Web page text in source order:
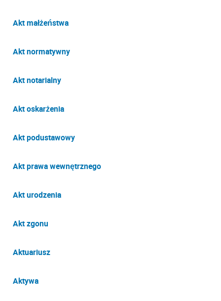
Akt małżeństwa
Akt normatywny
Akt notarialny
Akt oskarżenia
Akt podustawowy
Akt prawa wewnętrznego
Akt urodzenia
Akt zgonu
Aktuariusz
Aktywa